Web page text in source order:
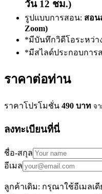
วัน 12 ชม.)
รูปแบบการสอน: สอน
Zoom)
*มีบันทึกวิดีโอระหว่า
*มีสไลด์ประกอบการ
ราคาต่อท่าน
ราคาโปรโมชั่น 490 บาท จ
ลงทะเบียนที่นี่
ชื่อ-สกุล
อีเมล
ลูกค้าเดิม: กรุณาใช้อีเมลเ